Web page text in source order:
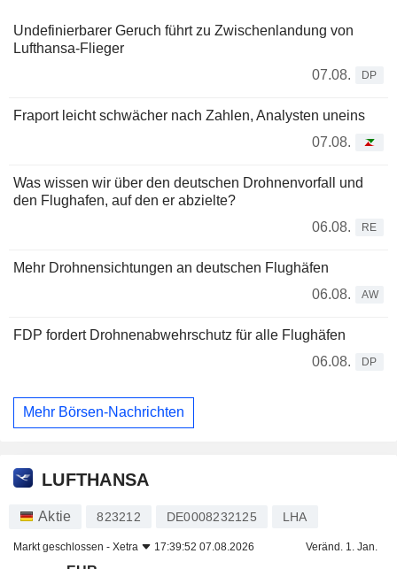
Undefinierbarer Geruch führt zu Zwischenlandung von
Lufthansa-Flieger
07.08.
DP
Fraport leicht schwächer nach Zahlen, Analysten uneins
07.08.
Was wissen wir über den deutschen Drohnenvorfall und
den Flughafen, auf den er abzielte?
06.08.
RE
Mehr Drohnensichtungen an deutschen Flughäfen
06.08.
AW
FDP fordert Drohnenabwehrschutz für alle Flughäfen
06.08.
DP
Mehr Börsen-Nachrichten
LUFTHANSA
Aktie 823212 DE0008232125 LHA
Markt geschlossen - Xetra 17:39:52 07.08.2026 Veränd. 1. Jan.